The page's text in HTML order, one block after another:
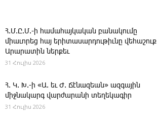
Հ.Մ.Ը.Մ.-ի համահայկական բանակումը
միաւորեց հայ երիտասարդութիւնը վեհաշուք
Արարատին ներքեւ
31 Հուլիս 2026
Հ. Կ. Խ.-ի «Ա. եւ Ժ. ­Ճէնազեան» ազգային
միջնակարգ վարժարանի տեղեկագիր
31 Հուլիս 2026